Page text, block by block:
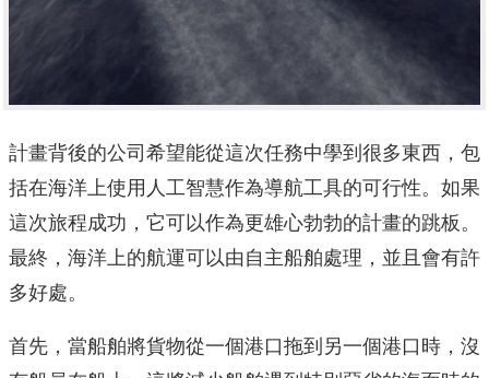
計畫背後的公司希望能從這次任務中學到很多東西，包
括在海洋上使用人工智慧作為導航工具的可行性。如果
這次旅程成功，它可以作為更雄心勃勃的計畫的跳板。
最終，海洋上的航運可以由自主船舶處理，並且會有許
多好處。
首先，當船舶將貨物從一個港口拖到另一個港口時，沒